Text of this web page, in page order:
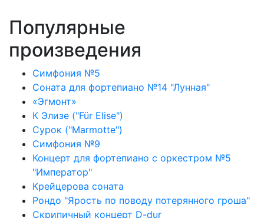
Популярные
произведения
Симфония №5
Соната для фортепиано №14 "Лунная"
«Эгмонт»
К Элизе ("Für Elise")
Сурок ("Marmotte")
Симфония №9
Концерт для фортепиано с оркестром №5
"Император"
Крейцерова соната
Рондо "Ярость по поводу потерянного гроша"
Скрипичный концерт D-dur